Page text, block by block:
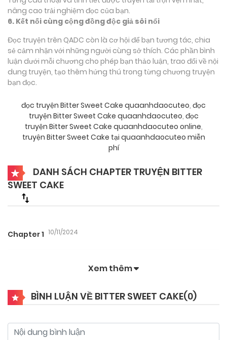
nâng cao trải nghiệm đọc của bạn.
6. Kết nối cùng cộng đồng độc giả sôi nổi
Đọc truyện trên QADC còn là cơ hội để bạn tương tác, chia
sẻ cảm nhận với những người cùng sở thích. Các phần bình
luận dưới mỗi chương cho phép bạn thảo luận, trao đổi về nội
dung truyện, tạo thêm hứng thú trong từng chương truyện
bạn đọc.
đọc truyện Bitter Sweet Cake quaanhdaocuteo, đọc
truyện Bitter Sweet Cake quaanhdaocuteo, đọc
truyện Bitter Sweet Cake quaanhdaocuteo online,
truyện Bitter Sweet Cake tại quaanhdaocuteo miễn
phí
DANH SÁCH CHAPTER TRUYỆN BITTER
SWEET CAKE
Chapter 1 10/11/2024
Xem thêm
BÌNH LUẬN VỀ BITTER SWEET CAKE(0)